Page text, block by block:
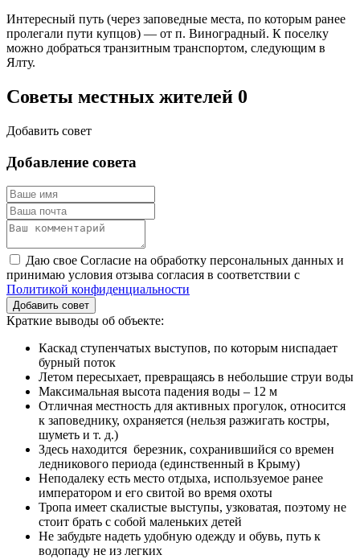
Интересный путь (через заповедные места, по которым ранее
пролегали пути купцов) — от п. Виноградный. К поселку
можно добраться транзитным транспортом, следующим в
Ялту.
Советы местных жителей 0
Добавить совет
Добавление совета
Даю свое Согласие на обработку персональных данных и
принимаю условия отзыва согласия в соответствии с
Политикой конфиденциальности
Добавить совет
Краткие выводы об объекте:
Каскад ступенчатых выступов, по которым ниспадает
бурный поток
Летом пересыхает, превращаясь в небольшие струи воды
Максимальная высота падения воды – 12 м
Отличная местность для активных прогулок, относится
к заповеднику, охраняется (нельзя разжигать костры,
шуметь и т. д.)
Здесь находится березник, сохранившийся со времен
ледникового периода (единственный в Крыму)
Неподалеку есть место отдыха, используемое ранее
императором и его свитой во время охоты
Тропа имеет скалистые выступы, узковатая, поэтому не
стоит брать с собой маленьких детей
Не забудьте надеть удобную одежду и обувь, путь к
водопаду не из легких